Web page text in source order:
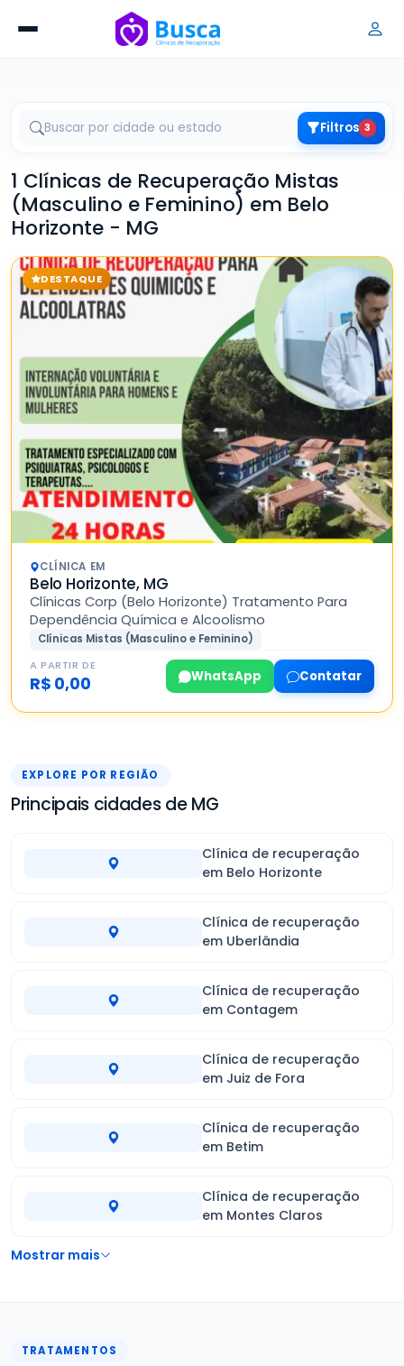
Filtros 3
1 Clínicas de Recuperação Mistas
(Masculino e Feminino) em Belo
Horizonte - MG
DESTAQUE
CLÍNICA EM
Belo Horizonte, MG
Clínicas Corp (Belo Horizonte) Tratamento Para
Dependência Química e Alcoolismo
Clínicas Mistas (Masculino e Feminino)
A PARTIR DE
R$ 0,00 WhatsApp Contatar
EXPLORE POR REGIÃO
Principais cidades de MG
Clínica de recuperação
em Belo Horizonte
Clínica de recuperação
em Uberlândia
Clínica de recuperação
em Contagem
Clínica de recuperação
em Juiz de Fora
Clínica de recuperação
em Betim
Clínica de recuperação
em Montes Claros
Mostrar mais
TRATAMENTOS